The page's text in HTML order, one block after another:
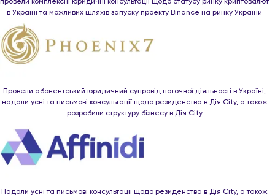
провели комплексні юридичні консультації щодо статусу ринку криптовалют
в Україні та можливих шляхів запуску проекту Binance на ринку України
Провели абонентський юридичний супровід поточної діяльності в Україні,
надали усні та письмові консультації щодо резиденства в Дія City, а також
розробили структуру бізнесу в Дія City
Надали усні та письмові консультації щодо резиденства в Дія City, а також